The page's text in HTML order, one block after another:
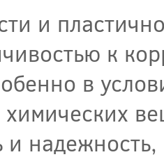
и
к
в
химических
и